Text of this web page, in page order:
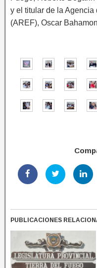
y el titular de la
(AREF), Oscar
PUBLICACIONES